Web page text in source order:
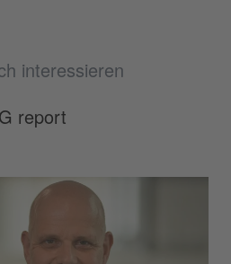
interessieren
report